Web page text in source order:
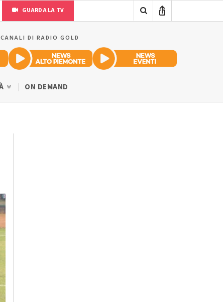
GUARDA LA TV
DI RADIO GOLD
ON DEMAND